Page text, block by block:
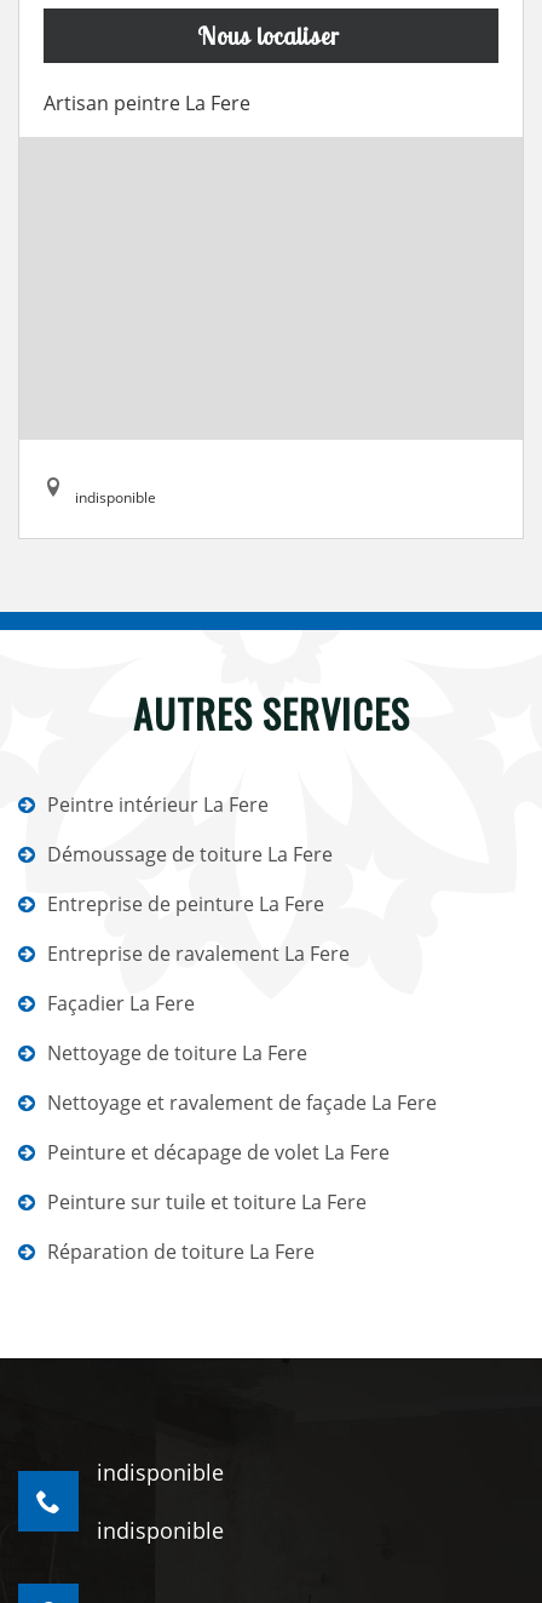
Nous localiser
Artisan peintre La Fere
indisponible
AUTRES SERVICES
Peintre intérieur La Fere
Démoussage de toiture La Fere
Entreprise de peinture La Fere
Entreprise de ravalement La Fere
Façadier La Fere
Nettoyage de toiture La Fere
Nettoyage et ravalement de façade La Fere
Peinture et décapage de volet La Fere
Peinture sur tuile et toiture La Fere
Réparation de toiture La Fere
indisponible
indisponible